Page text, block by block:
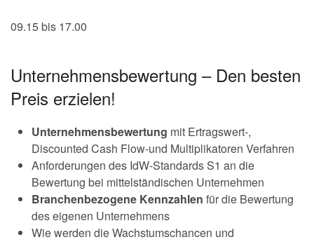
09.15 bis 17.00
Unternehmensbewertung – Den besten
Preis erzielen!
Unternehmensbewertung mit Ertragswert-,
Discounted Cash Flow-und Multiplikatoren Verfahren
Anforderungen des IdW-Standards S1 an die
Bewertung bei mittelständischen Unternehmen
Branchenbezogene Kennzahlen für die Bewertung
des eigenen Unternehmens
Wie werden die Wachstumschancen und